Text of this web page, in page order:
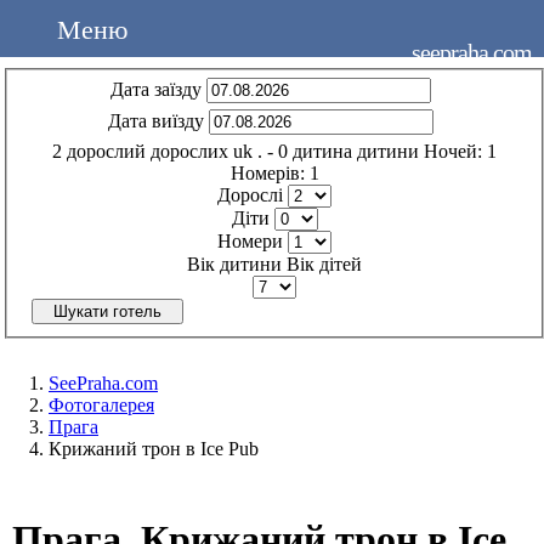
Меню
seepraha.com
Дата заїзду
Дата виїзду
2 дорослий дорослих uk . - 0 дитина дитини Ночей: 1
Номерів: 1
Дорослі
Діти
Номери
Вік дитини Вік дітей
Шукати готель
SeePraha.com
Фотогалерея
Прага
Крижаний трон в Ice Pub